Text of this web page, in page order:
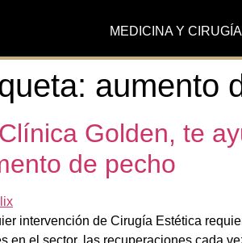
MEDICINA Y
aumento
Golden, te
de pecho
intervención de Cirugía Estética
en el sector, las recuperaciones cada